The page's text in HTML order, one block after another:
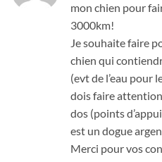
mon chien pour
3000km!
Je souhaite faire
chien qui
(evt de l’eau pour
dois faire attention
dos (points
est un dogue
Merci pour vos